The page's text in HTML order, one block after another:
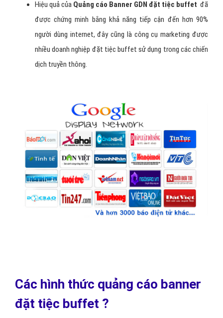
Hiệu quả của Quảng cáo Banner GDN đặt tiệc buffet đã
được chứng minh bằng khả năng tiếp cận đến hơn 90%
người dùng internet, đây cũng là công cụ marketing được
nhiều doanh nghiệp đặt tiệc buffet sử dụng trong các chiến
dịch truyền thông.
Các hình thức quảng cáo banner
đặt tiệc buffet ?